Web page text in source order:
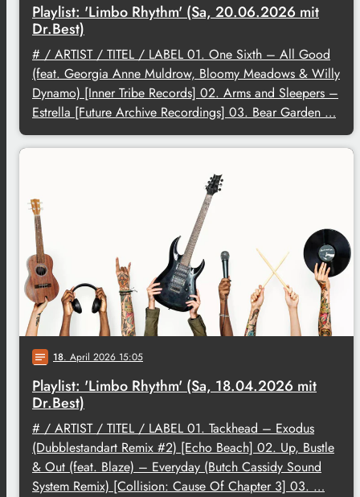
Playlist: 'Limbo Rhythm' (Sa, 20.06.2026 mit
Dr.Best)
# / ARTIST / TITEL / LABEL 01. One Sixth – All Good
(feat. Georgia Anne Muldrow, Bloomy Meadows & Willy
Dynamo) [Inner Tribe Records] 02. Arms and Sleepers –
Estrella [Future Archive Recordings] 03. Bear Garden …
notes 18. April 2026 15:05
Playlist: 'Limbo Rhythm' (Sa, 18.04.2026 mit
Dr.Best)
# / ARTIST / TITEL / LABEL 01. Tackhead – Exodus
(Dubblestandart Remix #2) [Echo Beach] 02. Up, Bustle
& Out (feat. Blaze) – Everyday (Butch Cassidy Sound
System Remix) [Collision: Cause Of Chapter 3] 03. …